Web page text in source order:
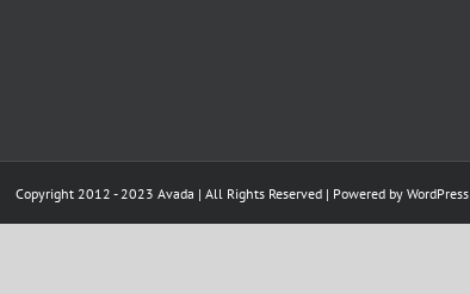
Copyright 2012 - 2023 Avada | All Rights Reserved | Powered by WordPress